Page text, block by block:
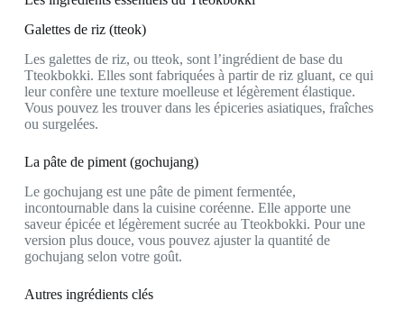
Galettes de riz (tteok)
Les galettes de riz, ou tteok, sont l’ingrédient de base du
Tteokbokki. Elles sont fabriquées à partir de riz gluant, ce qui
leur confère une texture moelleuse et légèrement élastique.
Vous pouvez les trouver dans les épiceries asiatiques, fraîches
ou surgelées.
La pâte de piment (gochujang)
Le gochujang est une pâte de piment fermentée,
incontournable dans la cuisine coréenne. Elle apporte une
saveur épicée et légèrement sucrée au Tteokbokki. Pour une
version plus douce, vous pouvez ajuster la quantité de
gochujang selon votre goût.
Autres ingrédients clés